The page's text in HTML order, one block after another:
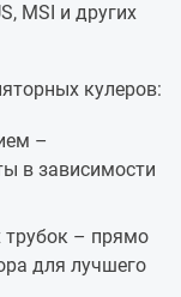
MSI и других
кулеров:
–
в зависимости
трубок – прямо
для лучшего